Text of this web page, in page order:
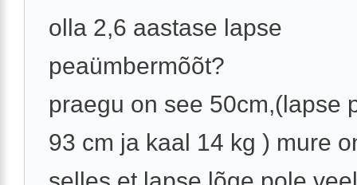
olla 2,6 aastase lapse
peaümbermõõt?
praegu on see 50cm,(lapse
93 cm ja kaal 14 kg ) mure